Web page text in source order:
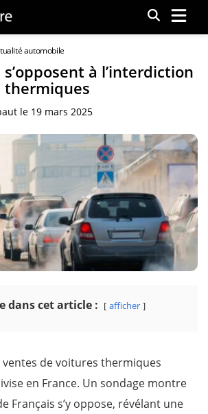
Menu
automobile
s’opposent à l’interdiction
thermiques
le 19 mars 2025
dans cet article : afficher
ventes de voitures thermiques
en France. Un sondage montre
Français s’y oppose, révélant une